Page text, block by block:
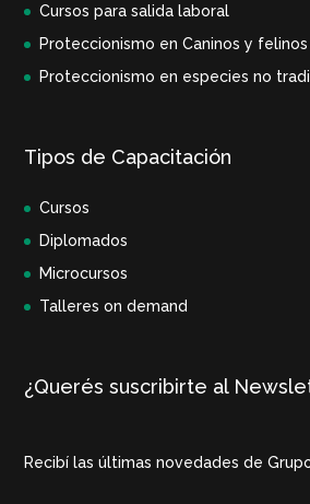
Cursos para salida laboral
Proteccionismo en Caninos y felinos
Proteccionismo en especies no
Tipos de Capacitación
Cursos
Diplomados
Microcursos
Talleres on demand
¿Querés suscribirte al
Recibí las últimas novedades de